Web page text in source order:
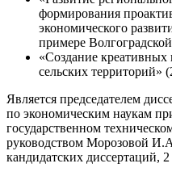
формирования
экономического
примере
«Создание креативных
сельских территорий»
Является председателем
по экономическим наукам
государственном
руководством Морозовой
кандидатских диссертаций,